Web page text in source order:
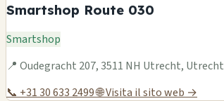
Smartshop Route 030
Smartshop
📍 Oudegracht 207, 3511 NH Utrecht, Utrecht
📞 +31 30 633 2499🌐 Visita il sito web →